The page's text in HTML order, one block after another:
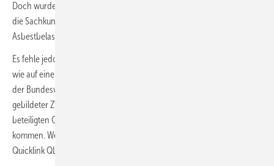
Doch wurde im weiteren Meinungsaustausch der Bufa deutlich, dass
die Sachkunde lediglich dazu führen könne, um festzustellen, ob eine
Asbestbelastung bestehe.
Es fehle jedoch immer noch an einer praxisorientierten Umsetzung,
wie auf einer Baustelle gefahrlos gearbeitet werden kann. Als Mitglied
der Bundesvereinigung Bauwirtschaft wird sich ein inzwischen
gebildeter ZVSHK-Arbeitskreis im Kontakt mit anderen am Bau
beteiligten Gewerken abstimmen, um zu einer Problemlösung zu
kommen. Weitere Infos zu „Asbest im Bestand“ unter zvshk.de,
Quicklink QL75131353.